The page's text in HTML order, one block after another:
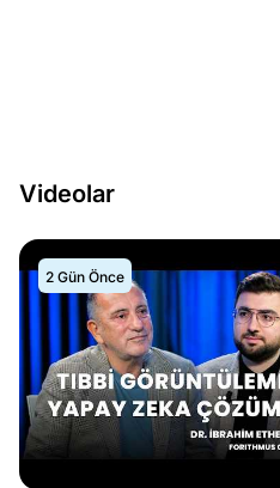
Videolar
2 Gün Önce